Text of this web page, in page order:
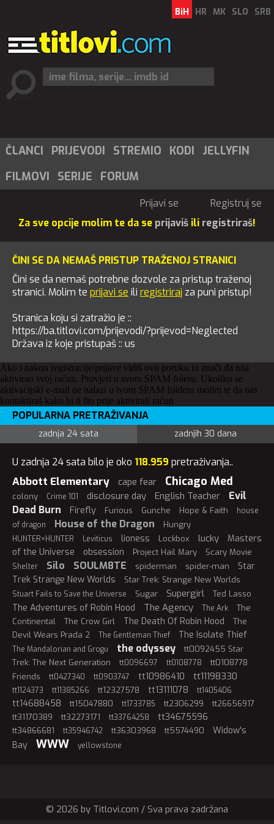
BiH HR MK SLO SRB
ČLANCI PRIJEVODI STREMIO KODI
JELLYFIN
FILMOVI
SERIJE FORUM
Prijavi se
Registruj se
Za sve opcije molim te da se prijaviš ili registriraš!
ČINI SE DA NEMAŠ PRISTUP TRAŽENOJ STRANICI
Čini se da nemaš potrebne dozvole za pristup traženoj
stranici. Molim te prijavi se ili registriraj za puni pristup!
Stranica koju si zatražio je ::
https://ba.titlovi.com/prijevodi/?prijevod=Neglected
Država iz koje pristupaš :: us
Ako i nakon registracije/prijave vidiš ovu poruku to znači da nisi
aktivirao svoj račun. Provjeri u svom SPAM foleru. Ukoliko se
aktivacijski e-mail ne nalazi u tvom SPAM folderu molim te da nas
kontaktiraš kako bi ti što prije aktivirali račun
POPULARNA PRETRAŽIVANJA
zadnja 24 sata zadnjih 30 dana
U zadnja 24 sata bilo je oko 118.959 pretraživanja..
Abbott Elementary cape fear Chicago Med
colony Crime 101 disclosure day English Teacher
Evil
Dead Burn
Firefly Furious Gunche Hope & Faith
house
of dragon
House of the Dragon Hungry
HUNTER×HUNTER Leviticus lioness Lockbox lucky
Masters
of the Universe
obsession Project Hail Mary Scary Movie
Shelter Silo SOULM8TE spiderman spider-man
Star
Trek Strange New Worlds
Star Trek: Strange New Worlds
Stuart Fails to Save the Universe Sugar Supergirl Ted Lasso
The Adventures of Robin Hood The Agency The Ark
The
Continental
The Crow Girl The Death Of Robin Hood
The
Devil Wears Prada 2
The Gentleman Thief The Isolate Thief
The Mandalorian and Grogu the odyssey
tt0092455 Star
Trek: The Next Generation
tt0096697 tt0108778
tt0108778
Friends
tt0427340 tt0903747 tt10986410 tt11198330
tt1124373 tt11385266 tt12327578 tt13111078 tt1405406
tt14688458 tt15047880 tt1733785 tt2306299
tt26656917
tt31170389
tt32273171 tt33764258 tt34675596
tt34866681 tt35946742 tt36303968 tt5574490
Widow's
Bay
WWW yellowstone
© 2026 by Titlovi.com / Sva prava zadržana